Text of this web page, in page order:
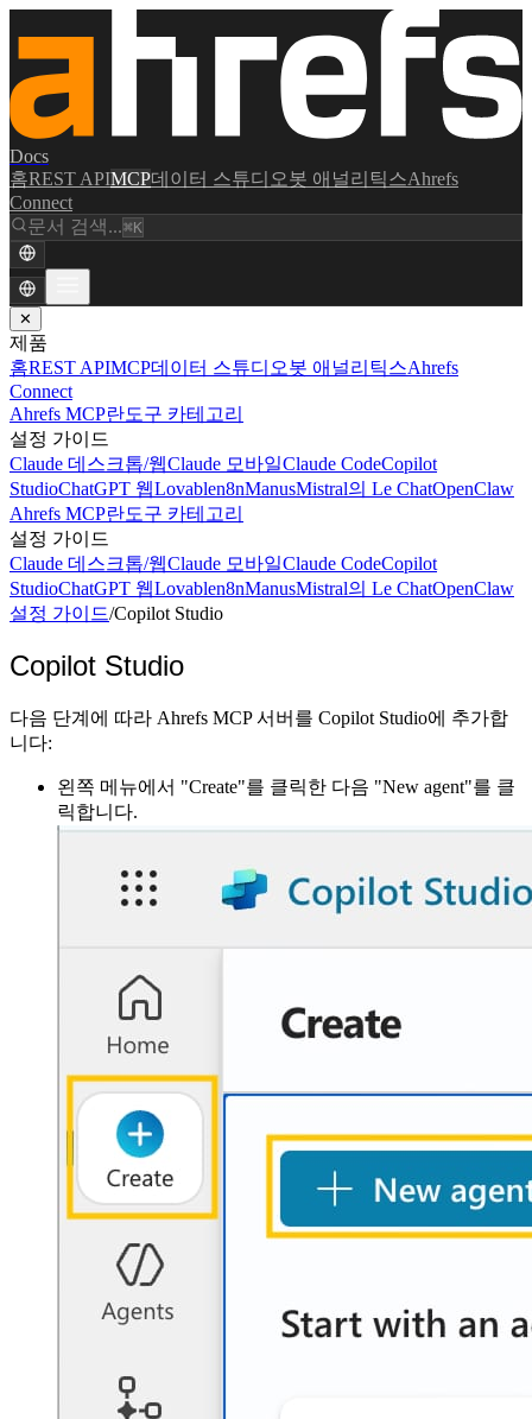
Docs
홈REST APIMCP데이터 스튜디오봇 애널리틱스Ahrefs
Connect
문서 검색...⌘K
✕
제품
홈REST APIMCP데이터 스튜디오봇 애널리틱스Ahrefs
Connect
Ahrefs MCP란도구 카테고리
설정 가이드
Claude 데스크톱/웹Claude 모바일Claude CodeCopilot
StudioChatGPT 웹Lovablen8nManusMistral의 Le ChatOpenClaw
Ahrefs MCP란도구 카테고리
설정 가이드
Claude 데스크톱/웹Claude 모바일Claude CodeCopilot
StudioChatGPT 웹Lovablen8nManusMistral의 Le ChatOpenClaw
설정 가이드/Copilot Studio
Copilot Studio
다음 단계에 따라 Ahrefs MCP 서버를 Copilot Studio에 추가합
니다:
왼쪽 메뉴에서 "Create"를 클릭한 다음 "New agent"를 클
릭합니다.